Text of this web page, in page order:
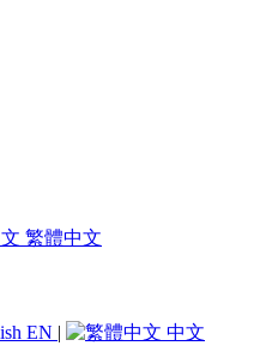
繁體中文
EN | 中文